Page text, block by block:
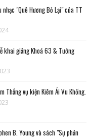
"Quê Hương Bỏ Lại" của TT
khai giảng Khoá 63 & Tưởng
Thắng vụ kiện Kiêm Ái Vu Khống.
B. Young và sách "Sự phản